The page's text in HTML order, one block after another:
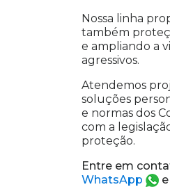
Nossa linha
também
e ampliando a
agressivos.
Atendemos
soluções
e normas dos
com a
proteção.
Entre em
WhatsApp